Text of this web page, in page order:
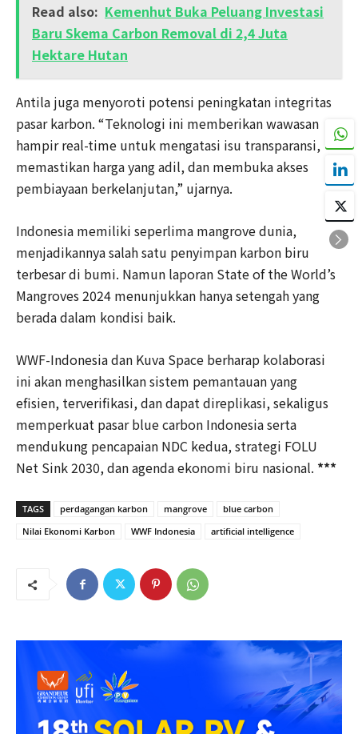
Read also: Kemenhut Buka Peluang Investasi
Baru Skema Carbon Removal di 2,4 Juta
Hektare Hutan
Antila juga menyoroti potensi peningkatan integritas
pasar karbon. “Teknologi ini memberikan wawasan
hampir real-time untuk mengatasi isu transparansi,
memastikan harga yang adil, dan membuka akses
pembiayaan berkelanjutan,” ujarnya.
Indonesia memiliki seperlima mangrove dunia,
menjadikannya salah satu penyimpan karbon biru
terbesar di bumi. Namun laporan State of the World’s
Mangroves 2024 menunjukkan hanya setengah yang
berada dalam kondisi baik.
WWF-Indonesia dan Kuva Space berharap kolaborasi
ini akan menghasilkan sistem pemantauan yang
efisien, terverifikasi, dan dapat direplikasi, sekaligus
memperkuat pasar blue carbon Indonesia serta
mendukung pencapaian NDC kedua, strategi FOLU
Net Sink 2030, dan agenda ekonomi biru nasional. ***
TAGS perdagangan karbon mangrove
blue carbon
Nilai Ekonomi Karbon
WWF Indonesia artificial intelligence